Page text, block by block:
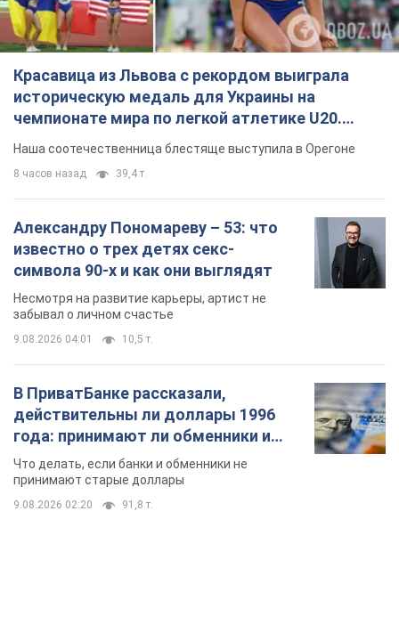
Красавица из Львова с рекордом выиграла
историческую медаль для Украины на
чемпионате мира по легкой атлетике U20.
Видео
Наша соотечественница блестяще выступила в Орегоне
8 часов назад 39,4 т.
Александру Пономареву – 53: что
известно о трех детях секс-
символа 90-х и как они выглядят
Несмотря на развитие карьеры, артист не
забывал о личном счастье
9.08.2026 04:01 10,5 т.
В ПриватБанке рассказали,
действительны ли доллары 1996
года: принимают ли обменники и
банки такие купюры
Что делать, если банки и обменники не
принимают старые доллары
9.08.2026 02:20 91,8 т.